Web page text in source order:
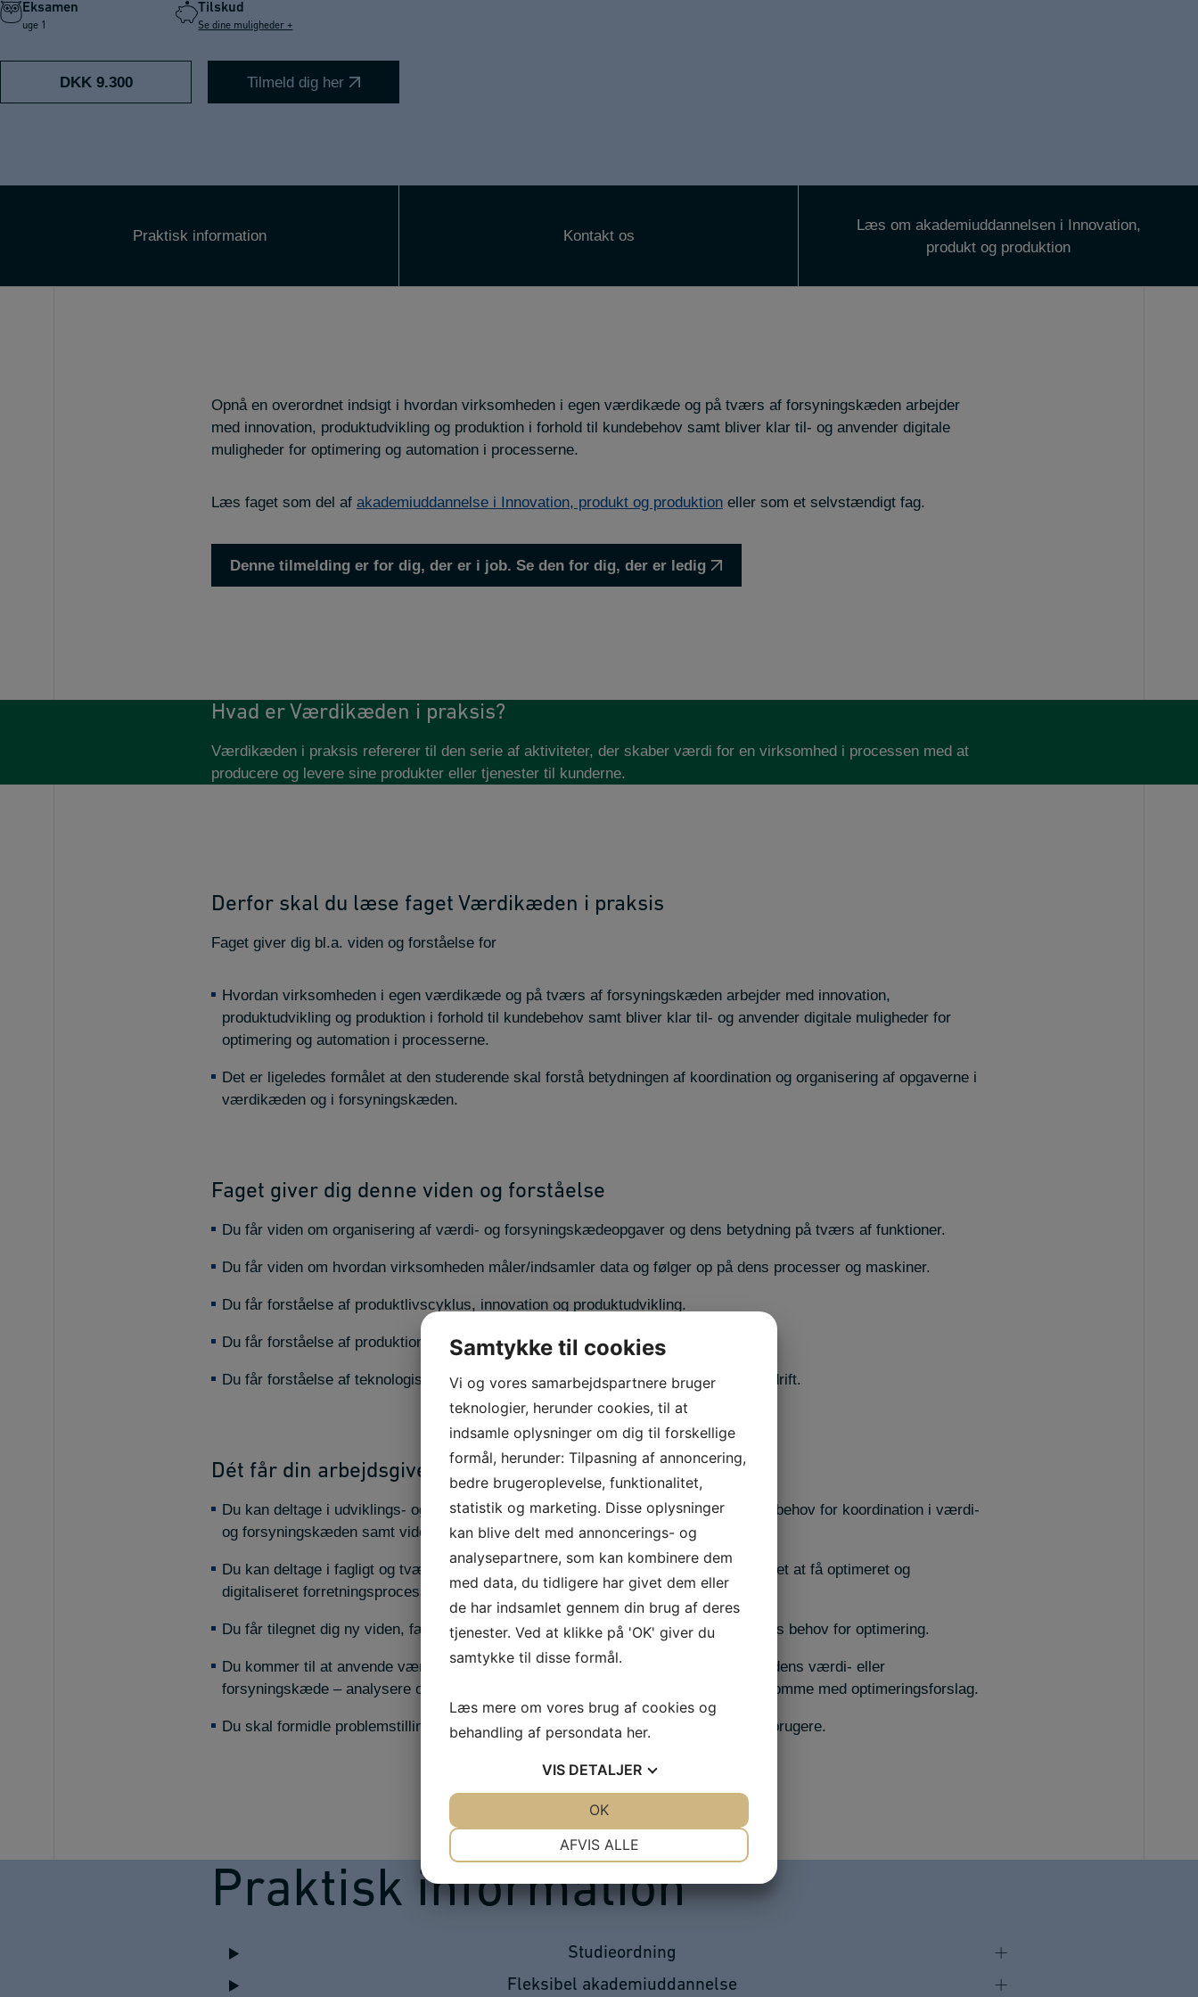
Eksamen
uge 1
Tilskud
Se dine muligheder +
DKK 9.300 Tilmeld dig her
Praktisk information Kontakt os
Læs om akademiuddannelsen i Innovation,
produkt og produktion
Opnå en overordnet indsigt i hvordan virksomheden i egen værdikæde og på tværs af forsyningskæden arbejder
med innovation, produktudvikling og produktion i forhold til kundebehov samt bliver klar til- og anvender digitale
muligheder for optimering og automation i processerne.
Læs faget som del af akademiuddannelse i Innovation, produkt og produktion eller som et selvstændigt fag.
Denne tilmelding er for dig, der er i job. Se den for dig, der er ledig
Hvad er Værdikæden i praksis?
Værdikæden i praksis refererer til den serie af aktiviteter, der skaber værdi for en virksomhed i processen med at
producere og levere sine produkter eller tjenester til kunderne.
Derfor skal du læse faget Værdikæden i praksis
Faget giver dig bl.a. viden og forståelse for
Hvordan virksomheden i egen værdikæde og på tværs af forsyningskæden arbejder med innovation,
produktudvikling og produktion i forhold til kundebehov samt bliver klar til- og anvender digitale muligheder for
optimering og automation i processerne.
Det er ligeledes formålet at den studerende skal forstå betydningen af koordination og organisering af opgaverne i
værdikæden og i forsyningskæden.
Faget giver dig denne viden og forståelse
Du får viden om organisering af værdi- og forsyningskædeopgaver og dens betydning på tværs af funktioner.
Du får viden om hvordan virksomheden måler/indsamler data og følger op på dens processer og maskiner.
Du får forståelse af produktlivscyklus, innovation og produktudvikling.
Du får forståelse af produktionsprocesser og –styring.
Du får forståelse af teknologiske muligheder samt valg af teknologi til udvikling og drift.
Dét får din arbejdsgiver ud af, at du læser faget
Du kan deltage i udviklings- og/eller produktionsoptimeringsopgaver med viden om behov for koordination i værdi-
og forsyningskæden samt viden om samspillet mellem funktioner.
Du kan deltage i fagligt og tværfagligt udviklingsarbejde i virksomheden med formålet at få optimeret og
digitaliseret forretningsprocesserne til at understøtte virksomhedens målsætninger.
Du får tilegnet dig ny viden, færdigheder og kompetencer i relation til virksomhedens behov for optimering.
Du kommer til at anvende værktøjer til digitalisering og automatisering i virksomhedens værdi- eller
forsyningskæde – analysere og vurdere en virksomheds forretningsprocessor og komme med optimeringsforslag.
Du skal formidle problemstillinger og optimeringsforslag til samarbejdspartnere og brugere.
Praktisk information
Studieordning
Fleksibel akademiuddannelse
Samtykke til cookies
Vi og vores samarbejdspartnere bruger
teknologier, herunder cookies, til at
indsamle oplysninger om dig til forskellige
formål, herunder: Tilpasning af annoncering,
bedre brugeroplevelse, funktionalitet,
statistik og marketing. Disse oplysninger
kan blive delt med annoncerings- og
analysepartnere, som kan kombinere dem
med data, du tidligere har givet dem eller
de har indsamlet gennem din brug af deres
tjenester. Ved at klikke på 'OK' giver du
samtykke til disse formål.
Læs mere om vores brug af cookies og
behandling af persondata her.
VIS DETALJER
MARKETING STATISTIK
AFVIS ALLE
OK